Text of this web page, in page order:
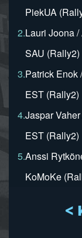
PiekUA
2.Lauri Joona
SAU (Rally2)
3.Patrick Enok
EST (Rally2)
4.Jaspar
EST (Rally2)
5.Anssi
KoMoKe
<